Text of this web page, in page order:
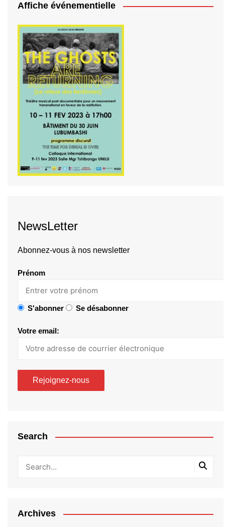
Affiche événementielle
NewsLetter
Abonnez-vous à nos newsletter
Prénom
S'abonner Se désabonner
Votre email:
Search
Archives